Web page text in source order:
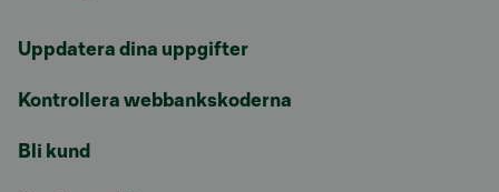
Uppdatera dina uppgifter
Kontrollera webbankskoderna
Bli kund